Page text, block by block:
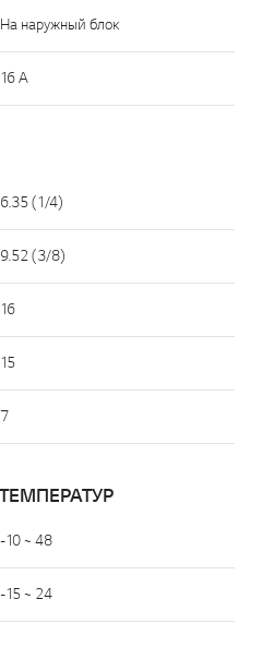
На наружный блок
16 А
6.35 (1/4)
9.52 (3/8)
16
15
7
-10 ~ 48
-15 ~ 24